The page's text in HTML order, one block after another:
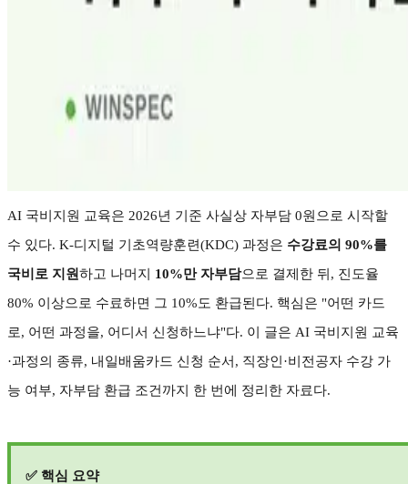
AI 국비지원 교육은 2026년 기준 사실상 자부담 0원으로 시작할
수 있다. K-디지털 기초역량훈련(KDC) 과정은 수강료의 90%를
국비로 지원하고 나머지 10%만 자부담으로 결제한 뒤 , 진도율
80% 이상으로 수료하면 그 10%도 환급된다. 핵심은 "어떤 카드
로, 어떤 과정을, 어디서 신청하느냐"다. 이 글은 AI 국비지원 교육
·과정의 종류, 내일배움카드 신청 순서 , 직장인 ·비전공자 수강 가
능 여부, 자부담 환급 조건까지 한 번에 정리한 자료다.
✅ 핵심 요약